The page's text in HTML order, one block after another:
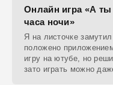
Онлайн игра «А
часа ночи»
Я на листочке
положено
игру на ютубе, но
зато играть можно